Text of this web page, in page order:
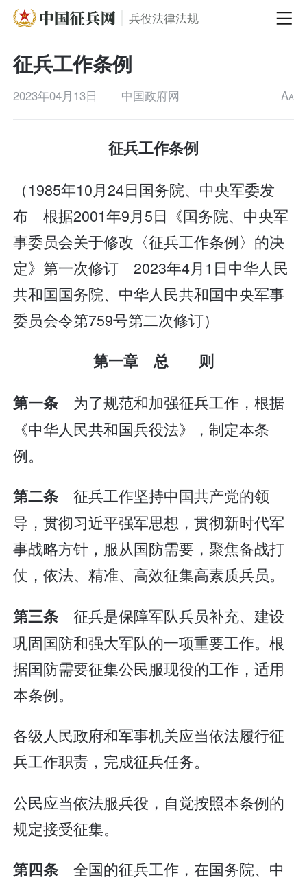
兵役法律法规
征兵工作条例
2023年04月13日 中国政府网 AA
征兵工作条例
（1985年10月24日国务院、中央军委发
布 根据2001年9月5日《国务院、中央军
事委员会关于修改〈征兵工作条例〉的决
定》第一次修订 2023年4月1日中华人民
共和国国务院、中华人民共和国中央军事
委员会令第759号第二次修订）
第一章 总 则
第一条 为了规范和加强征兵工作，根据
《中华人民共和国兵役法》，制定本条
例。
第二条 征兵工作坚持中国共产党的领
导，贯彻习近平强军思想，贯彻新时代军
事战略方针，服从国防需要，聚焦备战打
仗，依法、精准、高效征集高素质兵员。
第三条 征兵是保障军队兵员补充、建设
巩固国防和强大军队的一项重要工作。根
据国防需要征集公民服现役的工作，适用
本条例。
各级人民政府和军事机关应当依法履行征
兵工作职责，完成征兵任务。
公民应当依法服兵役，自觉按照本条例的
规定接受征集。
第四条 全国的征兵工作，在国务院、中